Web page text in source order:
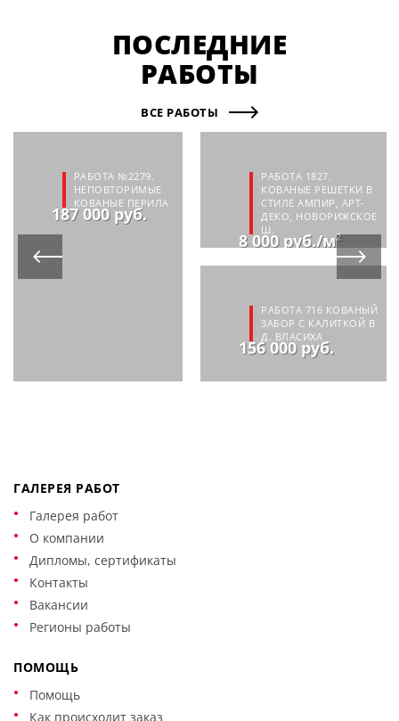
ПОСЛЕДНИЕ
РАБОТЫ
ВСЕ РАБОТЫ
РАБОТА №2279.
НЕПОВТОРИМЫЕ
КОВАНЫЕ ПЕРИЛА
187 000 руб.
РАБОТА 1827.
КОВАНЫЕ РЕШЕТКИ В
СТИЛЕ АМПИР, АРТ-
ДЕКО, НОВОРИЖСКОЕ
Ш.
8 000 руб./м²
РАБОТА 716 КОВАНЫЙ
ЗАБОР С КАЛИТКОЙ В
Д. ВЛАСИХА
156 000 руб.
ГАЛЕРЕЯ РАБОТ
Галерея работ
О компании
Дипломы, сертификаты
Контакты
Вакансии
Регионы работы
ПОМОЩЬ
Помощь
Как происходит заказ